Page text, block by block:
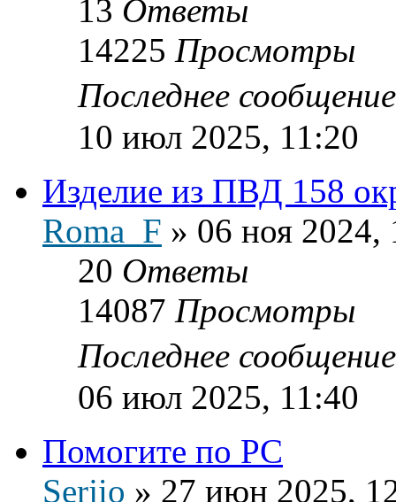
13 Ответы
14225 Просмотры
Последнее
10 июл 2025, 11:20
Изделие из ПВД 158
Roma_F » 06 ноя 2024,
20 Ответы
14087 Просмотры
Последнее
06 июл 2025, 11:40
Помогите по PC
Serjio » 27 июн 2025,